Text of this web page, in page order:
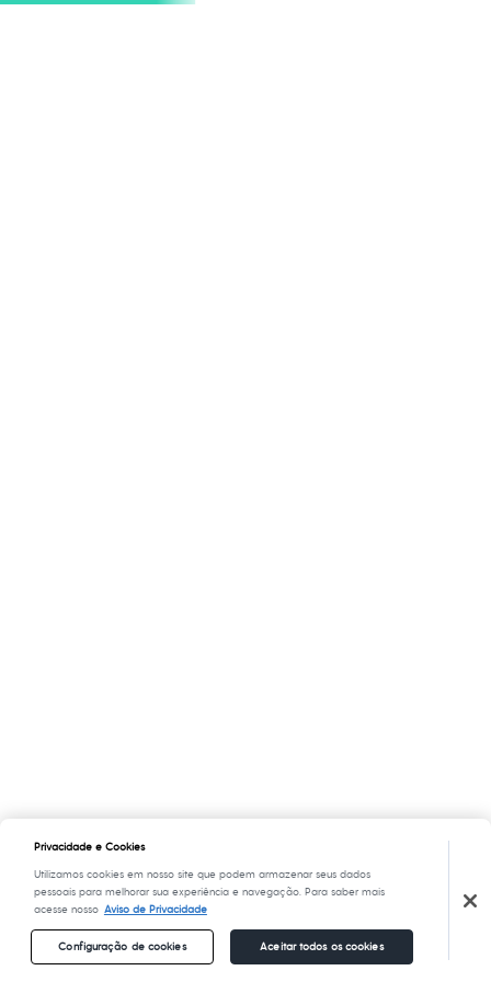
Privacidade e Cookies
Utilizamos cookies em nosso site que podem armazenar seus dados
pessoais para melhorar sua experiência e navegação. Para saber mais
acesse nosso Aviso de Privacidade
Configuração de cookies Aceitar todos os cookies